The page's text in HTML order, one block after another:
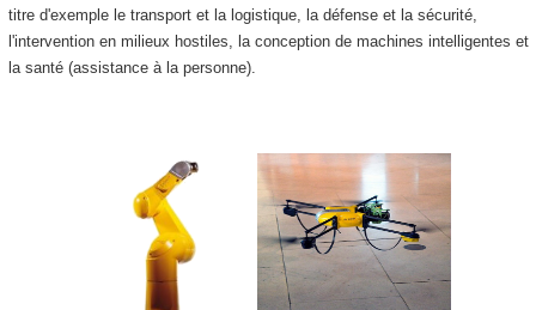
titre d'exemple le transport et la logistique, la défense et la sécurité,
l'intervention en milieux hostiles, la conception de machines intelligentes et
la santé (assistance à la personne).